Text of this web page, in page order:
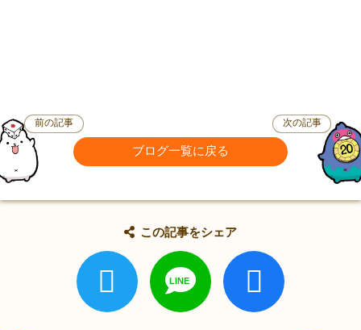
前の記事
ブログ一覧に戻る
次の記事
この記事をシェア